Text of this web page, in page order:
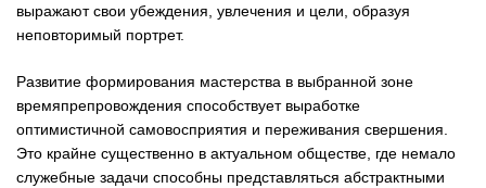
выражают свои убеждения, увлечения и цели, образуя
неповторимый портрет.
Развитие формирования мастерства в выбранной зоне
времяпрепровождения способствует выработке
оптимистичной самовосприятия и переживания свершения.
Это крайне существенно в актуальном обществе, где немало
служебные задачи способны представляться абстрактными